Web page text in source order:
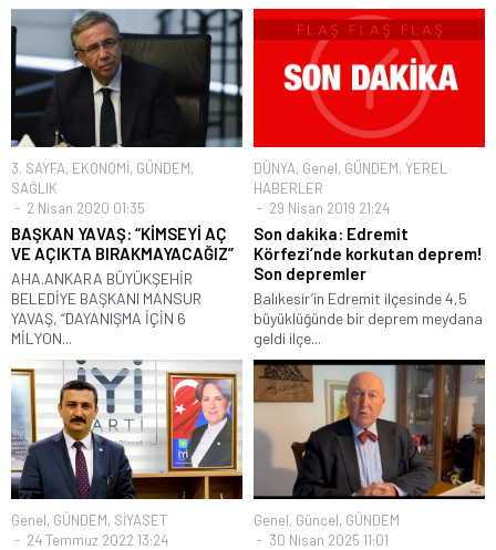
3. SAYFA, EKONOMİ, GÜNDEM,
SAĞLIK
2 Nisan 2020 01:35
BAŞKAN YAVAŞ: “KİMSEYİ AÇ
VE AÇIKTA BIRAKMAYACAĞIZ”
AHA.ANKARA BÜYÜKŞEHİR
BELEDİYE BAŞKANI MANSUR
YAVAŞ, “DAYANIŞMA İÇİN 6
MİLYON...
DÜNYA, Genel, GÜNDEM, YEREL
HABERLER
29 Nisan 2019 21:24
Son dakika: Edremit
Körfezi’nde korkutan deprem!
Son depremler
Balıkesir’in Edremit ilçesinde 4,5
büyüklüğünde bir deprem meydana
geldi ilçe...
Genel, GÜNDEM, SİYASET
24 Temmuz 2022 13:24
Genel, Güncel, GÜNDEM
30 Nisan 2025 11:01